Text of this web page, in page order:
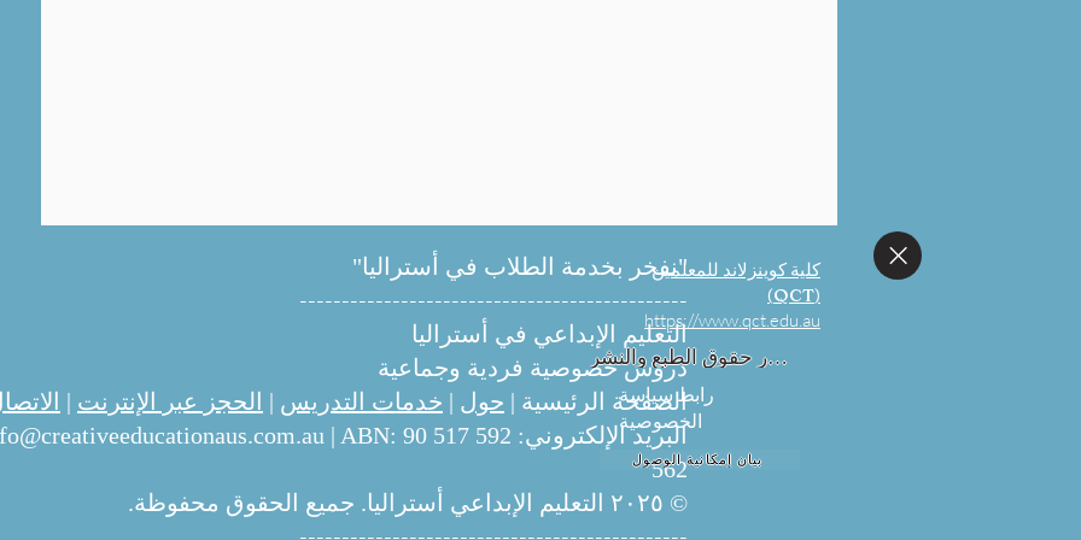
"نفخر بخدمة الطلاب في أستراليا"
----------------------------------------------
التعليم الإبداعي في أستراليا
دروس خصوصية فردية وجماعية
الصفحة الرئيسية | حول | خدمات التدريس | الحجز عبر الإنترنت |
البريد الإلكتروني: | ABN: 90 517 592
562
© ٢٠٢٥ التعليم الإبداعي أستراليا. جميع الحقوق محفوظة.
كلية كوينزلاند للمعلمين
(QCT)
https://www.qct.edu.au
إشعار حقوق الطبع والنشر
بيان إمكانية الوصول
رابط سياسة
الخصوصية